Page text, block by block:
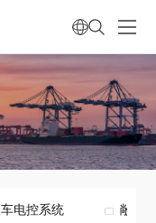
电控系统 敞车